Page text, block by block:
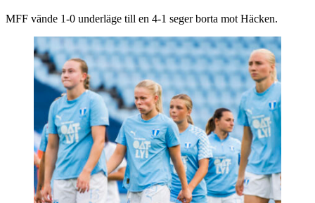
MFF vände 1-0 underläge till en 4-1 seger borta mot Häcken.